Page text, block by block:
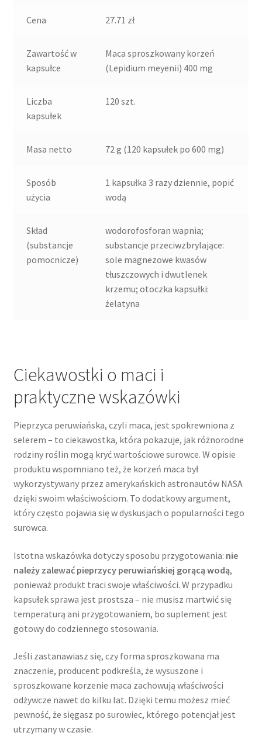
Cena 27.71 zł
Zawartość w
kapsułce
Maca sproszkowany korzeń
(Lepidium meyenii) 400 mg
Liczba
kapsułek
120 szt.
Masa netto 72 g (120 kapsułek po 600 mg)
Sposób
użycia
1 kapsułka 3 razy dziennie, popić
wodą
Skład
(substancje
pomocnicze)
wodorofosforan wapnia;
substancje przeciwzbrylające:
sole magnezowe kwasów
tłuszczowych i dwutlenek
krzemu; otoczka kapsułki:
żelatyna
Ciekawostki o maci i
praktyczne wskazówki
Pieprzyca peruwiańska, czyli maca, jest spokrewniona z
selerem – to ciekawostka, która pokazuje, jak różnorodne
rodziny roślin mogą kryć wartościowe surowce. W opisie
produktu wspomniano też, że korzeń maca był
wykorzystywany przez amerykańskich astronautów NASA
dzięki swoim właściwościom. To dodatkowy argument,
który często pojawia się w dyskusjach o popularności tego
surowca.
Istotna wskazówka dotyczy sposobu przygotowania: nie
należy zalewać pieprzycy peruwiańskiej gorącą wodą,
ponieważ produkt traci swoje właściwości. W przypadku
kapsułek sprawa jest prostsza – nie musisz martwić się
temperaturą ani przygotowaniem, bo suplement jest
gotowy do codziennego stosowania.
Jeśli zastanawiasz się, czy forma sproszkowana ma
znaczenie, producent podkreśla, że wysuszone i
sproszkowane korzenie maca zachowują właściwości
odżywcze nawet do kilku lat. Dzięki temu możesz mieć
pewność, że sięgasz po surowiec, którego potencjał jest
utrzymany w czasie.